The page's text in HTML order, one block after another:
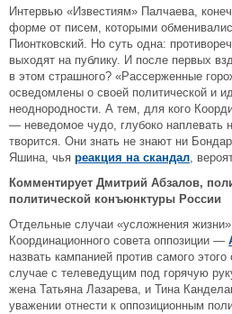
Интервью «Известиям» Палчаева,
форме от писем, которыми
Пионтковский. Но суть одна:
выходят на публику. И после первых
в этом страшного? «Рассерженные
осведомлены о своей политической и
неоднородности. А тем, для кого
— неведомое чудо, глубоко наплевать
творится. Они знать не знают ни
Яшина, чья реакция на скандал,
Комментирует Дмитрий Абзалов,
политической конъюнктуры России
Отдельные случаи «усложнения
Координационного совета оппозиции —
назвать кампанией против самого
случае с телеведущим под горячую
жена Татьяна Лазарева, и Тина
уважении отнести к оппозиционным